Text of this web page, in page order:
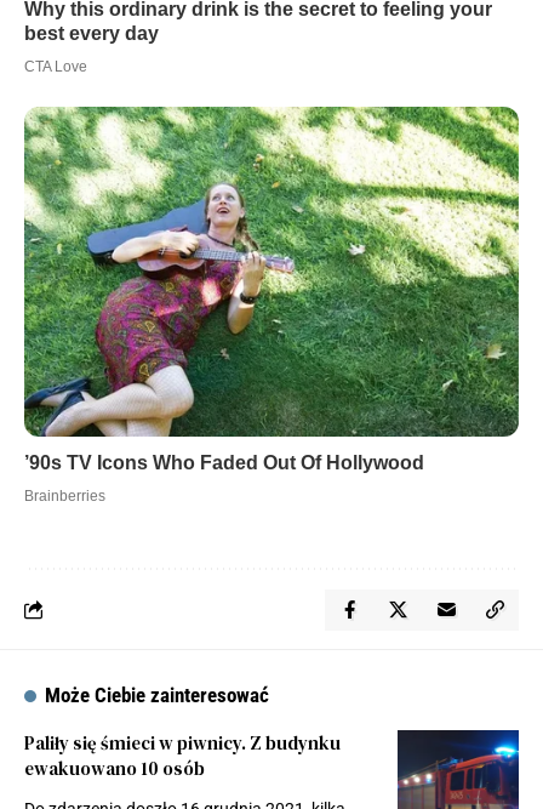
Może Ciebie zainteresować
Paliły się śmieci w piwnicy. Z budynku
ewakuowano 10 osób